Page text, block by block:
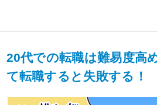
20代での転職は難易度高
て転職すると失敗する！